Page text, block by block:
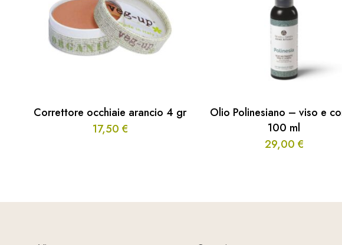
Correttore occhiaie arancio 4 gr
17,50 €
Olio Polinesiano – viso e
100 ml
29,00 €